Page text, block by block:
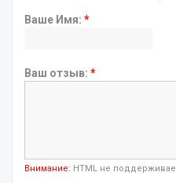
Ваше Имя: *
Ваш отзыв: *
Внимание: HTML не